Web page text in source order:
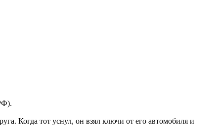
Когда тот уснул, он взял ключи от его автомобиля и